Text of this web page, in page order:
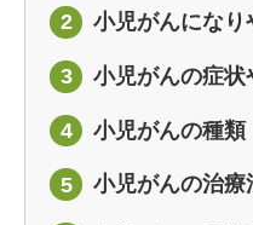
2 小児がんにな
3 小児がんの症
4 小児がんの種類
5 小児がんの治療